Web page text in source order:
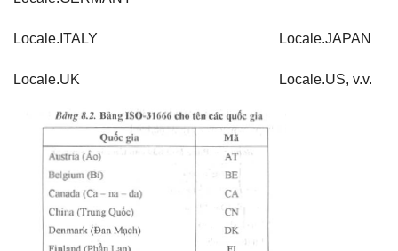
Locale.ITALY Locale.JAPAN
Locale.UK Locale.US, v.v.